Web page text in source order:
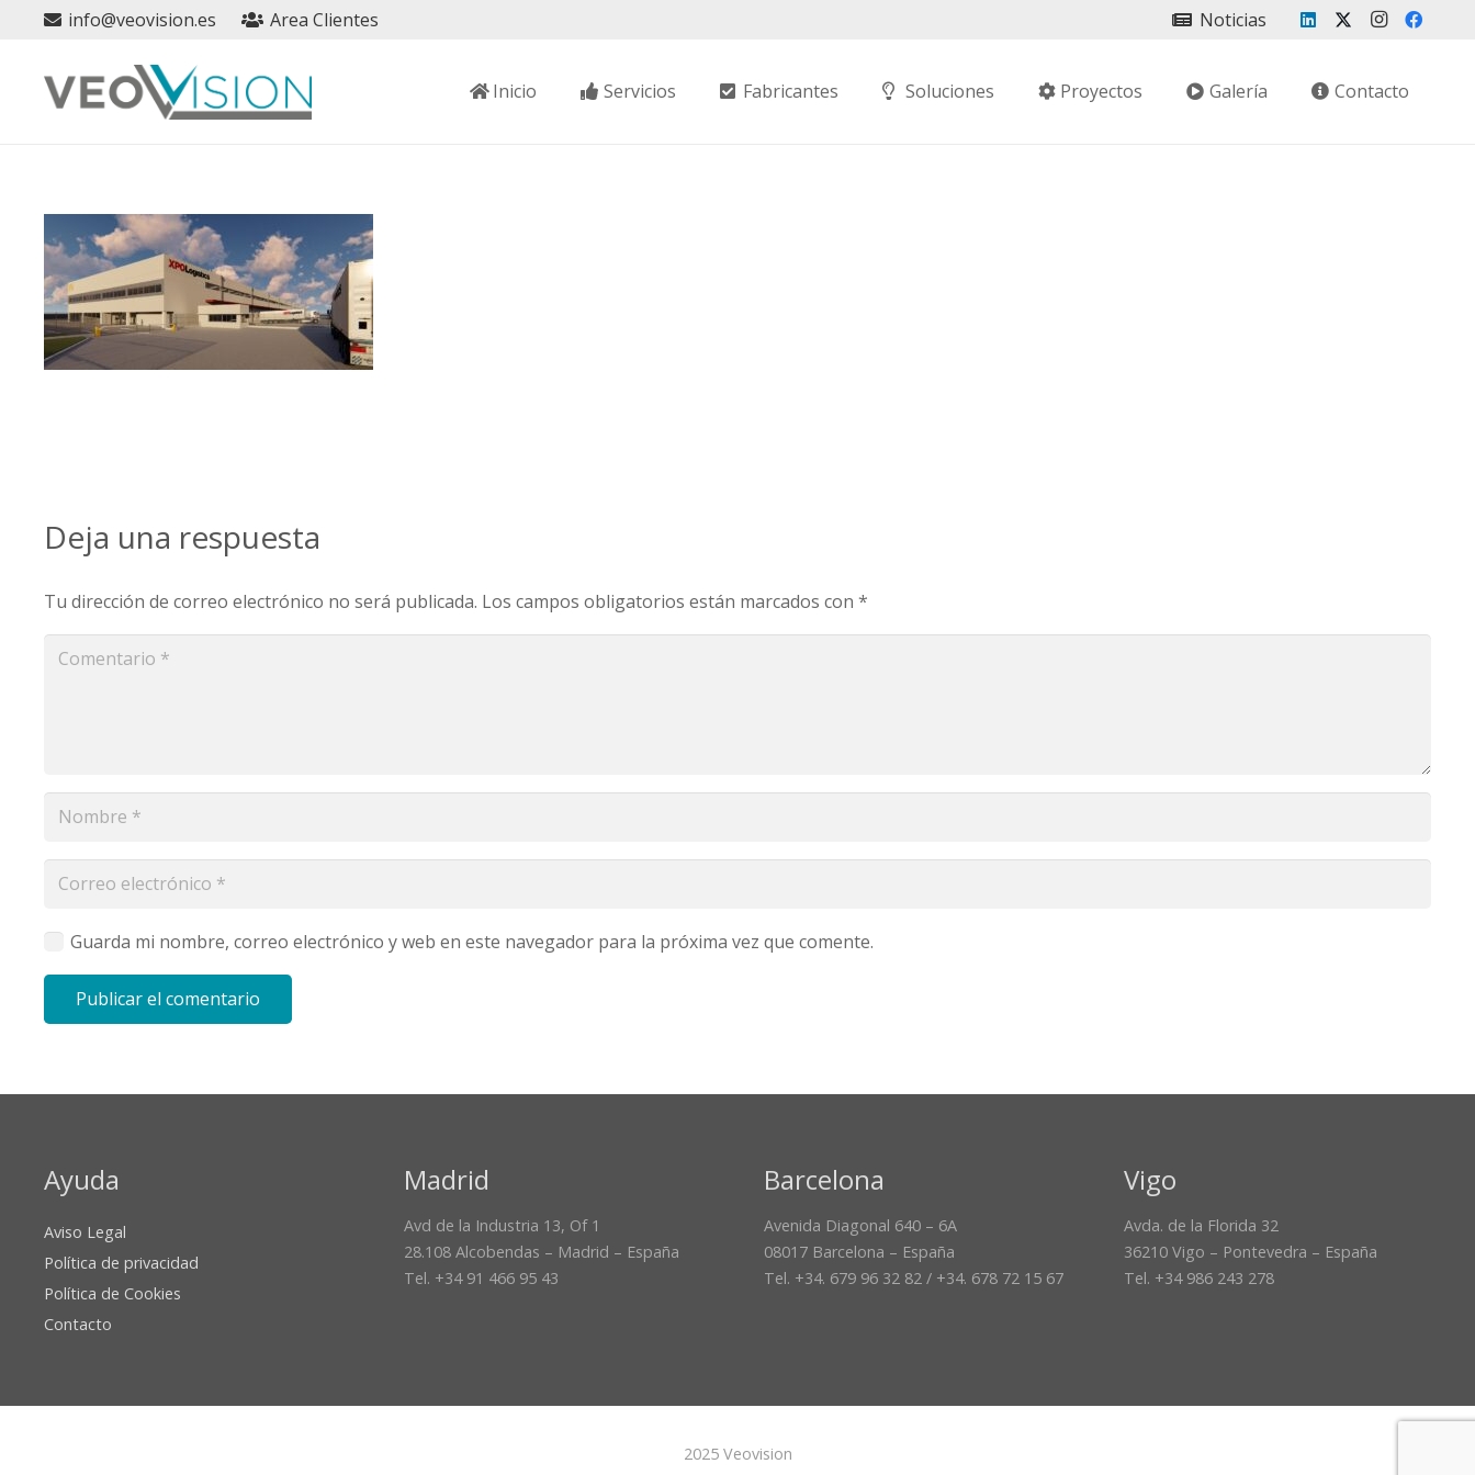
info@veovision.es Area Clientes Noticias
Inicio Servicios Fabricantes Soluciones Proyectos Galería Contacto
Deja una respuesta
Tu dirección de correo electrónico no será publicada. Los campos obligatorios están marcados con *
Guarda mi nombre, correo electrónico y web en este navegador para la próxima vez que comente.
Publicar el comentario
Ayuda
Aviso Legal
Política de privacidad
Política de Cookies
Contacto
Madrid
Avd de la Industria 13, Of 1
28.108 Alcobendas – Madrid – España
Tel. +34 91 466 95 43
Barcelona
Avenida Diagonal 640 – 6A
08017 Barcelona – España
Tel. +34. 679 96 32 82 / +34. 678 72 15 67
Vigo
Avda. de la Florida 32
36210 Vigo – Pontevedra – España
Tel. +34 986 243 278
2025 Veovision